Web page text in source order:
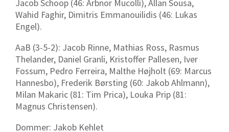
Jacob Schoop (46: Arbnor Mucolli), Allan Sousa,
Wahid Faghir, Dimitris Emmanouilidis (46: Lukas
Engel).
AaB (3-5-2): Jacob Rinne, Mathias Ross, Rasmus
Thelander, Daniel Granli, Kristoffer Pallesen, Iver
Fossum, Pedro Ferreira, Malthe Højholt (69: Marcus
Hannesbo), Frederik Børsting (60: Jakob Ahlmann),
Milan Makaric (81: Tim Prica), Louka Prip (81:
Magnus Christensen).
Dommer: Jakob Kehlet